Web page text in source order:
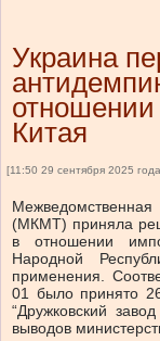
Украина
Китая
[11:50 29 сентября 2025
(МКМТ) приняла
в отношении
Народной
применения.
01 было принято
“Дружковский
выводов